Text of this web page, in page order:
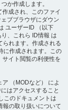
か作成します。
成され、このファイ
ブブラウザにダウン
ユーザーID （以下
、これら ID情報 は
られます。作成される
に作成されます。この
イト閲覧の利便性を
（MODなど） によ
はアクセスすること
このドキュメントは
報の取り扱いについて